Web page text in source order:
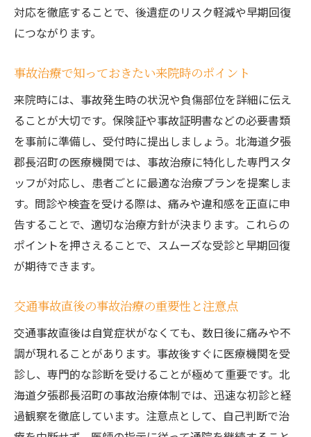
事故治療を安心して続けるための通院管理
事故治療の進捗確認と再発防止の工夫
事故治療における自己管理の具体的な方法
事故治療後の体調変化に気づくコツとは
事故治療における保険活用のコツ
事故治療の費用管理で保険を賢く使う方法
事故治療の保険手続きをスムーズに進める
保険利用で事故治療の自己負担を減らす工
夫
事故治療で覚えておきたい保険のポイント
事故治療時に役立つ保険相談の活用法
長沼町で信頼できる治療体制とは
事故治療で信頼できる医療体制の特徴
事故治療の質を高める多職種連携の強み
事故治療に適した施設選びのチェック方法
事故治療専門スタッフのサポート体制とは
事故治療後のアフターフォローが重要な理
対応を徹底することで、後遺症のリスク軽減や早期回復
につながります。
事故治療で知っておきたい来院時のポイント
来院時には、事故発生時の状況や負傷部位を詳細に伝え
ることが大切です。保険証や事故証明書などの必要書類
を事前に準備し、受付時に提出しましょう。北海道夕張
郡長沼町の医療機関では、事故治療に特化した専門スタ
ッフが対応し、患者ごとに最適な治療プランを提案しま
す。問診や検査を受ける際は、痛みや違和感を正直に申
告することで、適切な治療方針が決まります。これらの
ポイントを押さえることで、スムーズな受診と早期回復
が期待できます。
交通事故直後の事故治療の重要性と注意点
交通事故直後は自覚症状がなくても、数日後に痛みや不
調が現れることがあります。事故後すぐに医療機関を受
診し、専門的な診断を受けることが極めて重要です。北
海道夕張郡長沼町の事故治療体制では、迅速な初診と経
過観察を徹底しています。注意点として、自己判断で治